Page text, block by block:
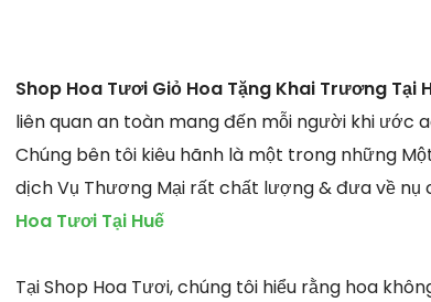
Shop Hoa Tươi Giỏ Hoa Tặng Khai Trương Tại
liên quan an toàn mang đến mỗi người khi ước
Chúng bên tôi kiêu hãnh là một trong những
dịch Vụ Thương Mại rất chất lượng & đưa về
Hoa Tươi Tại Huế
Tại Shop Hoa Tươi, chúng tôi hiểu rằng hoa